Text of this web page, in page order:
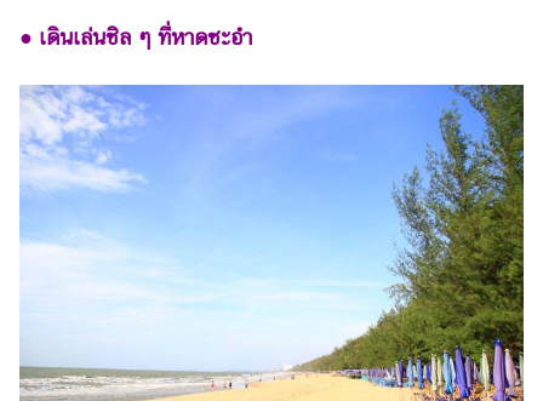
การ
ตกแต่ง
มือ
ถือ
ราคา
ทอง
ราคา
ไร
● เดินเล่นชิล ๆ ที่หาดชะอำ